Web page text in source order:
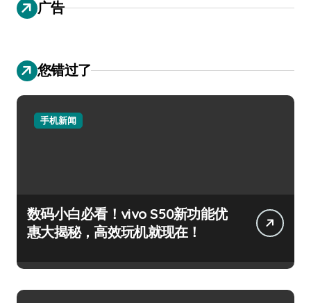
广告
您错过了
手机新闻
数码小白必看！vivo S50新功能优
惠大揭秘，高效玩机就现在！